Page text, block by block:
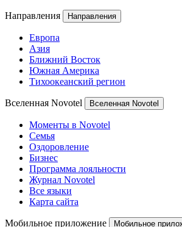
Направления Направления
Европа
Азия
Ближний Восток
Южная Америка
Тихоокеанский регион
Вселенная Novotel Вселенная Novotel
Моменты в Novotel
Семья
Оздоровление
Бизнес
Программа лояльности
Журнал Novotel
Все языки
Карта сайта
Мобильное приложение Мобильное